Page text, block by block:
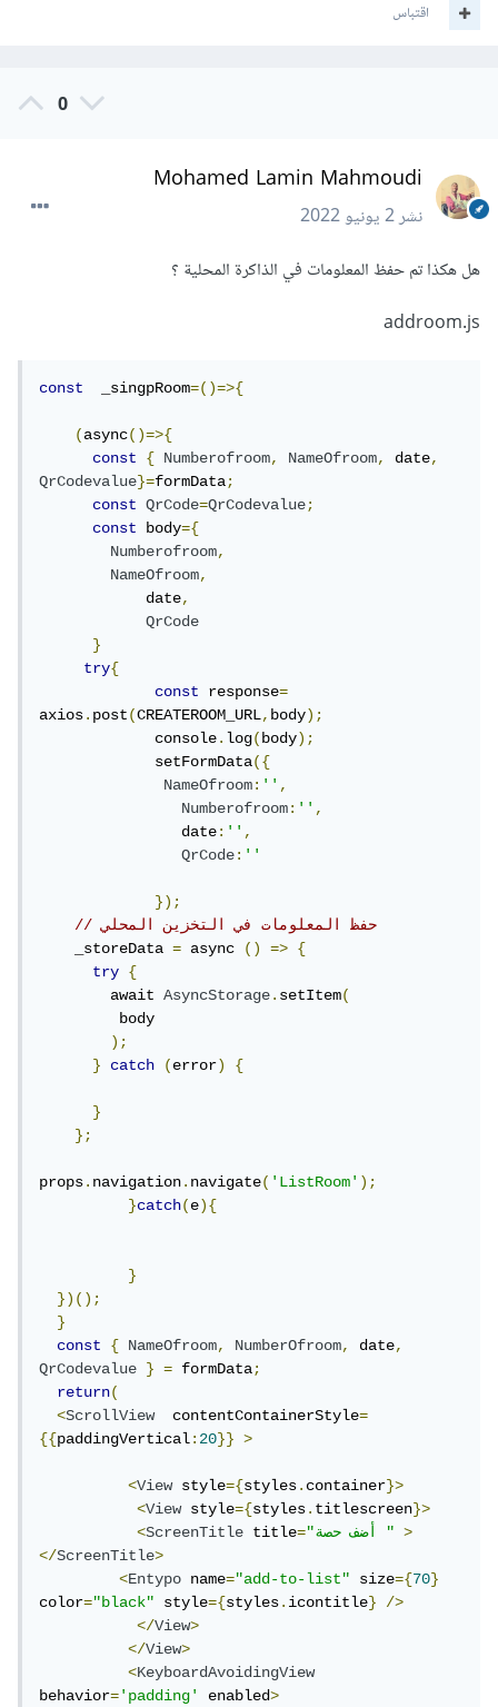
اقتباس
0
Mohamed Lamin Mahmoudi
نشر2 يونيو 2022
هل هكذا تم حفظ المعلومات في الذاكرة المحلية ؟
addroom.js
const
  _singpRoom
=()=>{
(async()=>{
const
{ Numberofroom, NameOfroom, date,
QrCodevalue}=formData;
const
QrCode=QrCodevalue;
const
body={
Numberofroom,
NameOfroom,
            date
,
QrCode
}
try{
const
response=
axios.post(CREATEROOM_URL,body);
             console
.log(body);
             setFormData
({
NameOfroom:'',
Numberofroom:'',
                date
:'',
QrCode:''
});
    _storeData
= async () =>
{
try
{
        await
AsyncStorage.setItem(
         body
);
}
catch (error) {
}
};
props.navigation.navigate('ListRoom');
}catch(e){
}
})();
}
const
{ NameOfroom, NumberOfroom, date,
QrCodevalue
} = formData;
return(
<ScrollView
  contentContainerStyle
=
{{paddingVertical:20}} >
<View style={styles.container}>
<View style={styles.titlescreen}>
<ScreenTitle title= "أضف حصة "
>
</ScreenTitle>
<Entypo name="add-to-list" size={70}
color="black" style={styles.icontitle}
/>
</View>
</View>
<KeyboardAvoidingView
behavior='padding' enabled>